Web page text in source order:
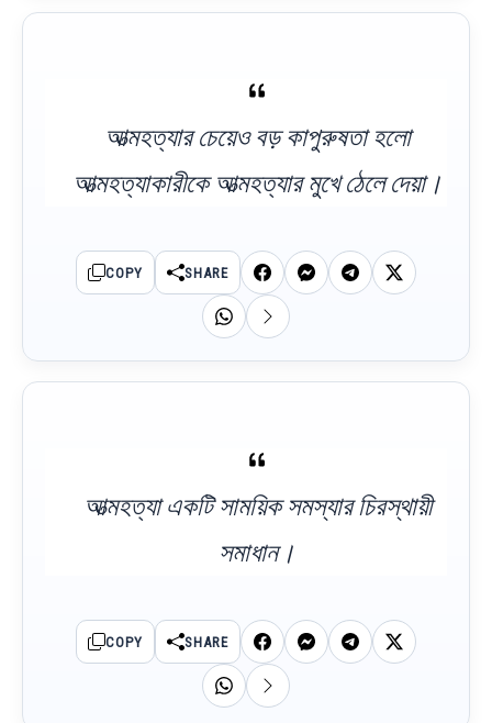
আত্মহত্যার চেয়েও বড় কাপুরুষতা হলো
আত্মহত্যাকারীকে আত্মহত্যার মুখে ঠেলে দেয়া।
COPY SHARE
আত্মহত্যা একটি সাময়িক সমস্যার চিরস্থায়ী
সমাধান।
COPY SHARE